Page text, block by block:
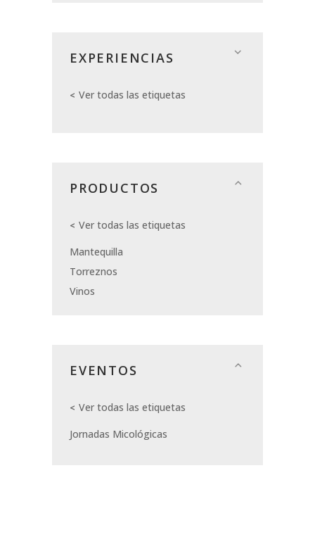
EXPERIENCIAS
Ver todas las etiquetas
PRODUCTOS
Ver todas las etiquetas
Mantequilla
Torreznos
Vinos
EVENTOS
Ver todas las etiquetas
Jornadas Micológicas